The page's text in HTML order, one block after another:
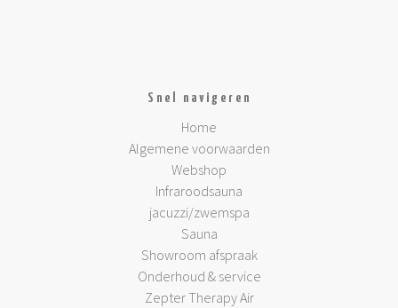
Snel navigeren
Home
Algemene voorwaarden
Webshop
Infraroodsauna
jacuzzi/zwemspa
Sauna
Showroom afspraak
Onderhoud & service
Zepter Therapy Air